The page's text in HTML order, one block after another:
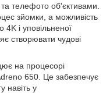
телефото об'єктивами.
зйомки, а можливість
4K і уповільненої
створювати чудові
на процесорі
650. Це забезпечує
навіть у